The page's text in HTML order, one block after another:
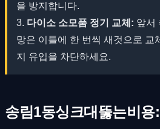
을 방지합니다.
3. 다이소 소모품 정기 교체: 앞서
망은 이틀에 한 번씩 새것으로 교
지 유입을 차단하세요.
송림1동싱크대뚫는비